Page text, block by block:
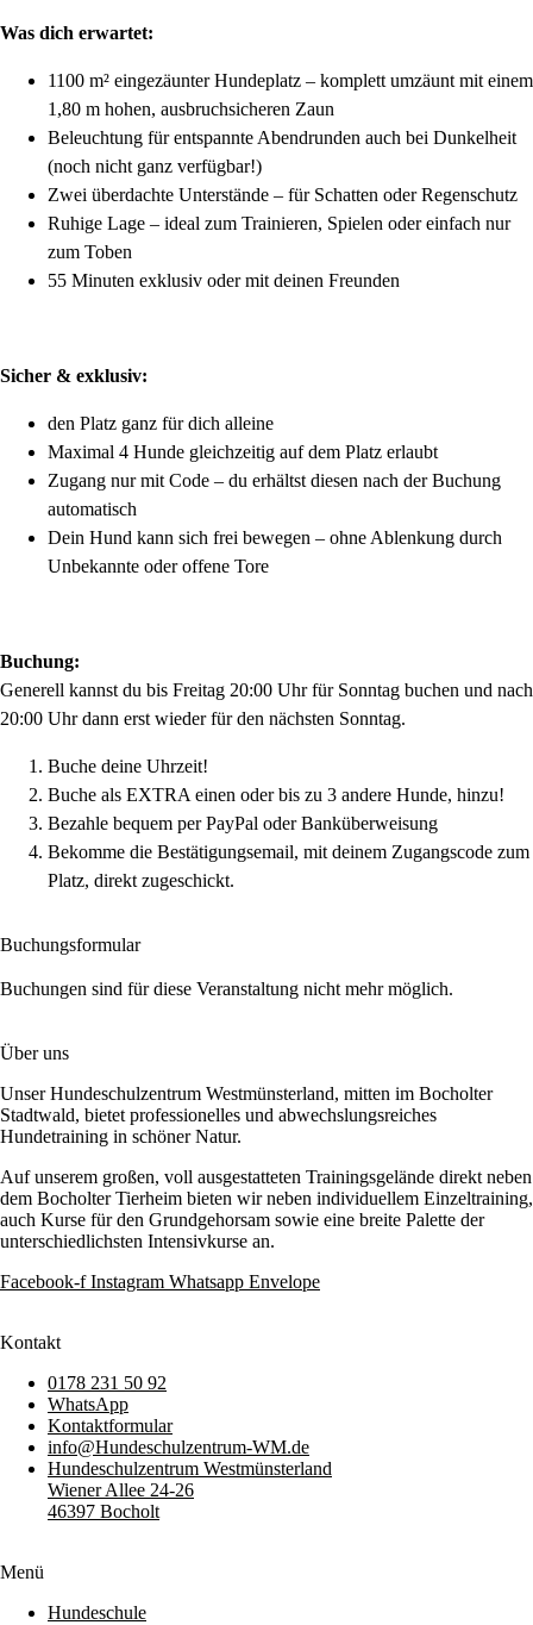
Was dich erwartet:
1100 m² eingezäunter Hundeplatz – komplett umzäunt mit einem
1,80 m hohen, ausbruchsicheren Zaun
Beleuchtung für entspannte Abendrunden auch bei Dunkelheit
(noch nicht ganz verfügbar!)
Zwei überdachte Unterstände – für Schatten oder Regenschutz
Ruhige Lage – ideal zum Trainieren, Spielen oder einfach nur
zum Toben
55 Minuten exklusiv oder mit deinen Freunden
Sicher & exklusiv:
den Platz ganz für dich alleine
Maximal 4 Hunde gleichzeitig auf dem Platz erlaubt
Zugang nur mit Code – du erhältst diesen nach der Buchung
automatisch
Dein Hund kann sich frei bewegen – ohne Ablenkung durch
Unbekannte oder offene Tore
Buchung:
Generell kannst du bis Freitag 20:00 Uhr für Sonntag buchen und nach
20:00 Uhr dann erst wieder für den nächsten Sonntag.
Buche deine Uhrzeit!
Buche als EXTRA einen oder bis zu 3 andere Hunde, hinzu!
Bezahle bequem per PayPal oder Banküberweisung
Bekomme die Bestätigungsemail, mit deinem Zugangscode zum
Platz, direkt zugeschickt.
Buchungsformular
Buchungen sind für diese Veranstaltung nicht mehr möglich.
Über uns
Unser Hundeschulzentrum Westmünsterland, mitten im Bocholter
Stadtwald, bietet professionelles und abwechslungsreiches
Hundetraining in schöner Natur.
Auf unserem großen, voll ausgestatteten Trainingsgelände direkt neben
dem Bocholter Tierheim bieten wir neben individuellem Einzeltraining,
auch Kurse für den Grundgehorsam sowie eine breite Palette der
unterschiedlichsten Intensivkurse an.
Facebook-f Instagram Whatsapp Envelope
Kontakt
0178 231 50 92
WhatsApp
Kontaktformular
info@Hundeschulzentrum-WM.de
Hundeschulzentrum Westmünsterland
Wiener Allee 24-26
46397 Bocholt
Menü
Hundeschule